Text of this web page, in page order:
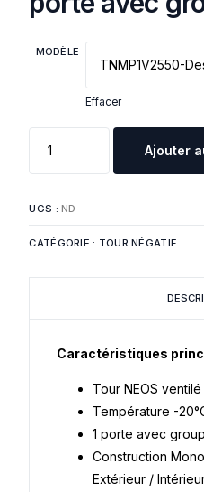
MODÈLE
Effacer
Ajouter
UGS :ND
CATÉGORIE : TOUR NÉGATIF
Caractéristiques
Tour NEOS
Température -
1 porte avec
Construction
Extérieur /